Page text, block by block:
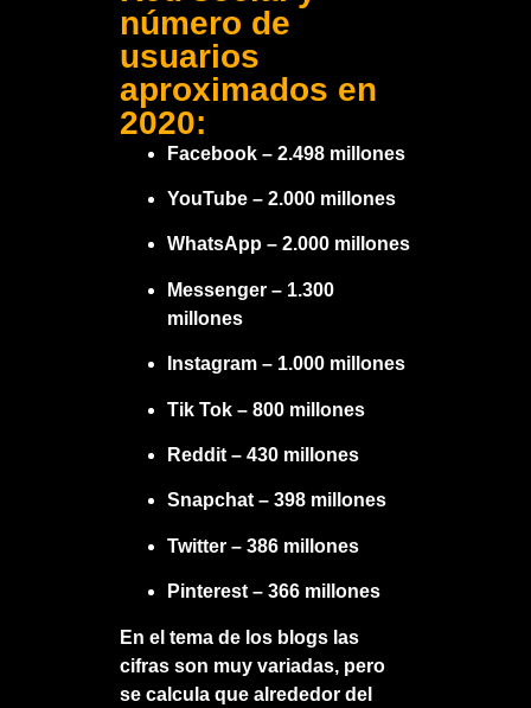
número de
usuarios
aproximados en
2020:
Facebook – 2.498 millones
YouTube – 2.000 millones
WhatsApp – 2.000 millones
Messenger – 1.300
millones
Instagram – 1.000 millones
Tik Tok – 800 millones
Reddit – 430 millones
Snapchat – 398 millones
Twitter – 386 millones
Pinterest – 366 millones
En el tema de los blogs las
cifras son muy variadas, pero
se calcula que alrededor del